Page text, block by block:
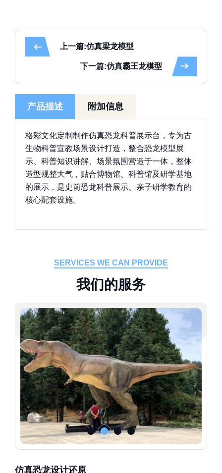
上一篇:仿真梁龙模型
下一篇:仿真霸王龙模型
产品描述 附加信息
格彩文化定制制作仿真恐龙科普展示台，专为古
生物科普宣教场景设计打造，整合恐龙模型展
示、科普知识讲解、场景氛围营造于一体，整体
造型规整大气，贴合博物馆、科普馆及研学基地
的展示，是史前恐龙科普展示、亲子研学教育的
核心配套设施。
SERVICES WE CAN PROVIDE
我们的服务
仿真恐龙设计还原